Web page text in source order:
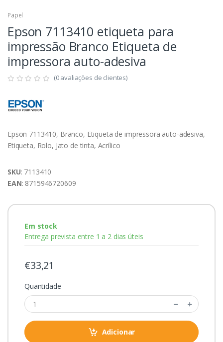
Papel
Epson 7113410 etiqueta para
impressão Branco Etiqueta de
impressora auto-adesiva
(0 avaliações de clientes)
Epson 7113410, Branco, Etiqueta de impressora auto-adesiva,
Etiqueta, Rolo, Jato de tinta, Acrílico
SKU: 7113410
EAN: 8715946720609
Em stock
Entrega prevista entre 1 a 2 dias úteis
€33,21
Quantidade
Adicionar